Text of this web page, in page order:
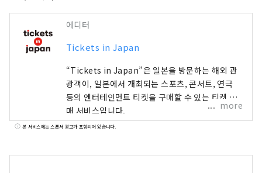
에디터
Tickets in Japan
“Tickets in Japan”은 일본을 방문하는 해외 관
광객이, 일본에서 개최되는 스포츠, 콘서트, 연극
등의 엔터테인먼트 티켓을 구매할 수 있는 티켓 판
매 서비스입니다.
more
본 서비스에는 스폰서 광고가 포함되어 있습니다.